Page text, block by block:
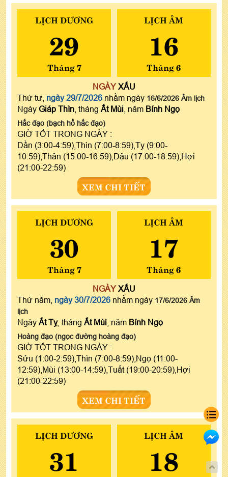
LỊCH DƯƠNG
29
Tháng 7
LỊCH ÂM
16
Tháng 6
NGÀYXẤU
Thứ tư, ngày 29/7/2026 nhằm ngày 16/6/2026 Âm lịch
Ngày Giáp Thìn , tháng Ất Mùi , năm Bính Ngọ
Hắc đạo (bạch hổ hắc đạo)
GIỜ TỐT TRONG NGÀY :
Dần (3:00-4:59),Thìn (7:00-8:59),Tỵ (9:00-
10:59),Thân (15:00-16:59),Dậu (17:00-18:59),Hợi
(21:00-22:59)
XEM CHI TIẾT
LỊCH DƯƠNG
30
Tháng 7
LỊCH ÂM
17
Tháng 6
NGÀYXẤU
Thứ năm, ngày 30/7/2026 nhằm ngày 17/6/2026 Âm
lịch
Ngày Ất Tỵ, tháng Ất Mùi , năm Bính Ngọ
Hoàng đạo (ngọc đường hoàng đạo)
GIỜ TỐT TRONG NGÀY :
Sửu (1:00-2:59),Thìn (7:00-8:59),Ngọ (11:00-
12:59),Mùi (13:00-14:59),Tuất (19:00-20:59),Hợi
(21:00-22:59)
XEM CHI TIẾT
LỊCH DƯƠNG
31
LỊCH ÂM
18